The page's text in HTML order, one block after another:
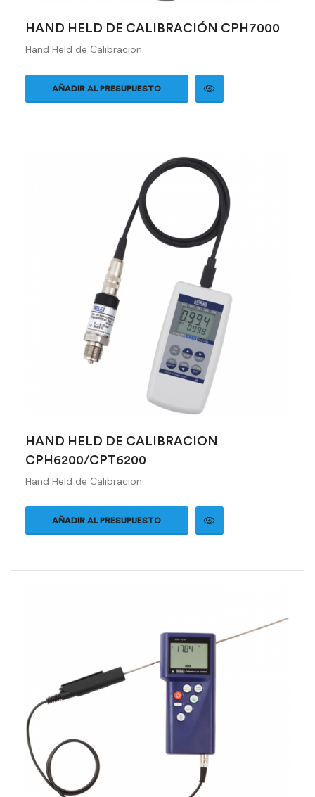
HAND HELD DE CALIBRACIÓN CPH7000
Hand Held de Calibracion
AÑADIR AL PRESUPUESTO
HAND HELD DE CALIBRACION
CPH6200/CPT6200
Hand Held de Calibracion
AÑADIR AL PRESUPUESTO